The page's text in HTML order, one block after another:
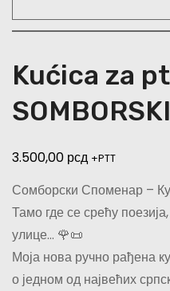
Kućica za
3.500,00 рсд +PTT
Сомборски Споменар –
Тамо где се срећу
улице… 🌹📜
Моја нова ручно рађена
о једном од највећих